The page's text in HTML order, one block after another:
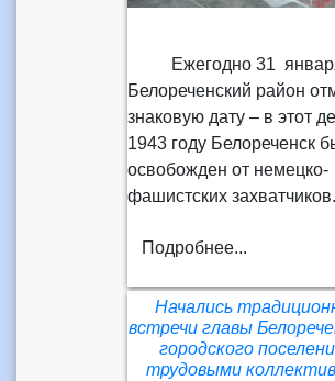
Ежегодно 31
Белореченский район
знаковую дату – в этот
1943 году Белореченск
освобожден от немецко-
фашистских захватчиков.
Подробнее...
Начались
встречи главы
городского
трудовыми